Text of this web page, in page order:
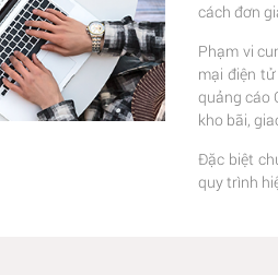
cách đơn
Phạm vi
mại điện
quảng cáo
kho bãi,
Đặc biệt
quy trình